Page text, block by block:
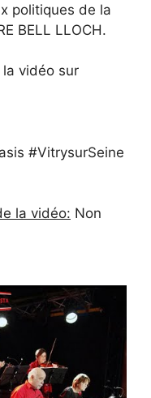
politiques de la
BELL LLOCH.
vidéo sur
#VitrysurSeine
la vidéo: Non